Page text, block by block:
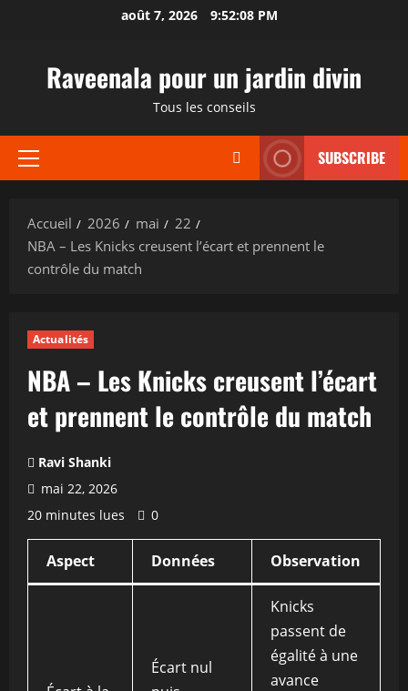
août 7, 2026 9:52:09 PM
Raveenala pour un jardin divin
Tous les conseils
Menu
SUBSCRIBE
Accueil 2026 mai
22
NBA – Les Knicks creusent l’écart et prennent le
contrôle du match
Actualités
NBA – Les Knicks creusent l’écart
et prennent le contrôle du match
Ravi Shanki
mai 22, 2026
20 minutes lues
0
Aspect Données Observation
Écart nul
Knicks
passent de
égalité à une
avance